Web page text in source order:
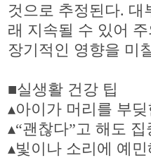
것으로 추정된다. 대
래 지속될 수 있어
장기적인 영향을 미
■실생활 건강 팁
▴아이가 머리를 부
▴“괜찮다”고 해도
▴빛이나 소리에 예